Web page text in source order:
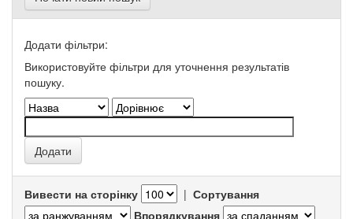
Додати фільтри:
Використовуйте фільтри для уточнення результатів
пошуку.
Вивести на сторінку | Сортування
Впорядкування